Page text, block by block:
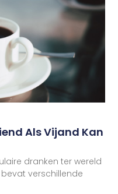
Als Vijand Kan
dranken ter wereld
verschillende